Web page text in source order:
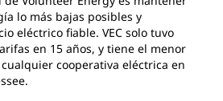
lo más bajas posibles y
eléctrico fiable. VEC solo tuvo
en 15 años, y tiene el menor
cooperativa eléctrica en